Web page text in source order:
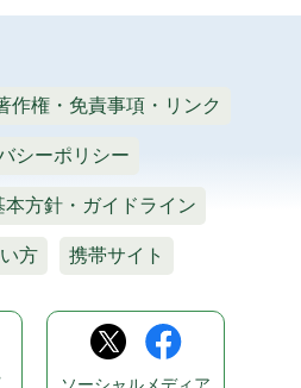
作権・免責事項・リンク
シーポリシー
方針・ガイドライン
方 携帯サイト